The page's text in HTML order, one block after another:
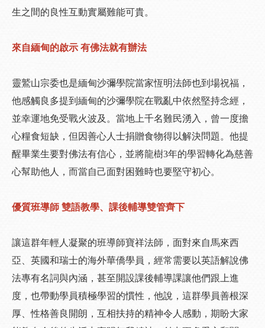
生之間的良性互動實屬難能可貴。
來自緬甸的啟示 有佛法就有辦法
靈鷲山宗委也是緬甸沙彌學院當家恆明法師也到場祝福，
他感觸良多提到緬甸的沙彌學院在戰亂中依然堅持念經，
並幸運地免受戰火波及。當地上千名難民湧入，曾一度擔
心糧食短缺，但因善心人士捐贈食物得以解決問題。他提
醒畢業生要對佛法有信心，並將龍樹3年的學習轉化為慈善
心幫助他人，而當自己面對困難時也要堅守初心。
優質班導師 雙語教學、課後輔導雙管齊下
讓這群年輕人凝聚的班導師寶祥法師，面對來自馬來西
亞、英國和瑞士的海外華僑學員，經常需要以英語解說佛
法專有名詞與內涵，甚至開設課後輔導課讓他們跟上進
度，也帶動學員積極學習的慣性，他說，這群學員善根深
厚、性格善良開朗，互相扶持的精神令人感動，期盼大家